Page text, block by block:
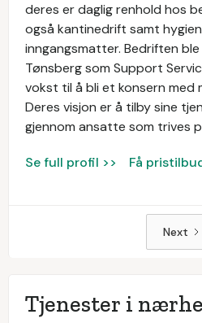
deres er daglig renhold hos
også kantinedrift samt
inngangsmatter. Bedriften
Tønsberg som Support
vokst til å bli et konsern med
Deres visjon er å tilby sine
gjennom ansatte som trives
Se full profil >> Få
Next
Tjenester i